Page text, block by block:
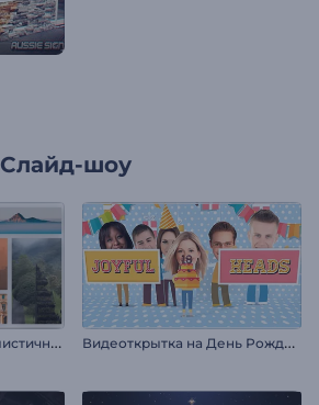
Слайд-шоу
С
лайд-шоу с минималистичными рамками В
идеоткрытка на День Рождения